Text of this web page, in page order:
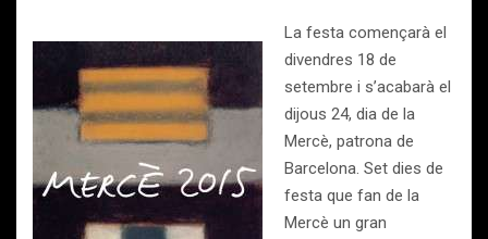
La festa començarà el
divendres 18 de
setembre i s’acabarà el
dijous 24, dia de la
Mercè, patrona de
Barcelona. Set dies de
festa que fan de la
Mercè un gran